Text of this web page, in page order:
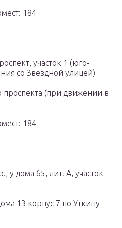
184
участок 1 (юго-
со Звездной улицей)
проспекта (при движении в
184
у дома 65, лит. А, участок
13 корпус 7 по Уткину